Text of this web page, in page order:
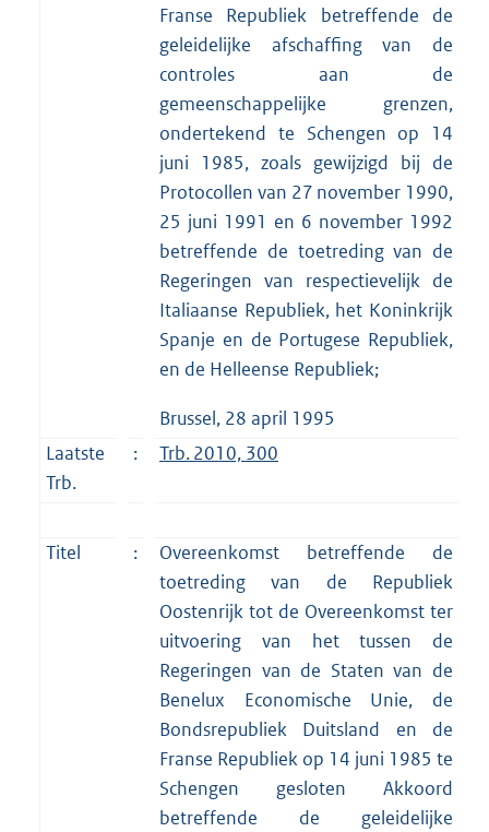
Franse Republiek betreffende de
geleidelijke afschaffing van de
controles aan de
gemeenschappelijke grenzen,
ondertekend te Schengen op 14
juni 1985, zoals gewijzigd bij de
Protocollen van 27 november 1990,
25 juni 1991 en 6 november 1992
betreffende de toetreding van de
Regeringen van respectievelijk de
Italiaanse Republiek, het Koninkrijk
Spanje en de Portugese Republiek,
en de Helleense Republiek;
Brussel, 28 april 1995
Laatste
Trb.
: Trb. 2010, 300
Titel :
Overeenkomst betreffende de
toetreding van de Republiek
Oostenrijk tot de Overeenkomst ter
uitvoering van het tussen de
Regeringen van de Staten van de
Benelux Economische Unie, de
Bondsrepubliek Duitsland en de
Franse Republiek op 14 juni 1985 te
Schengen gesloten Akkoord
betreffende de geleidelijke